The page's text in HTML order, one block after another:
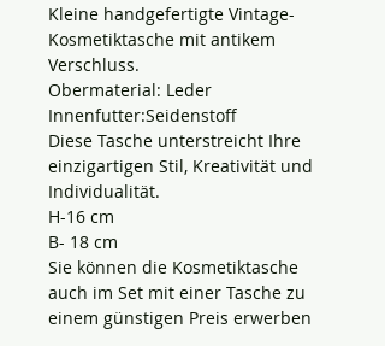
Kleine handgefertigte Vintage-
Kosmetiktasche mit antikem
Verschluss.
Obermaterial: Leder
Innenfutter:Seidenstoff
Diese Tasche unterstreicht Ihre
einzigartigen Stil, Kreativität und
Individualität.
H-16 cm
B- 18 cm
Sie können die Kosmetiktasche
auch im Set mit einer Tasche zu
einem günstigen Preis erwerben